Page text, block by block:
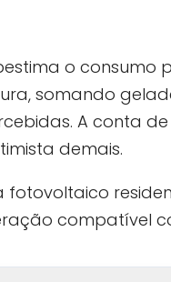
o consumo
somando
A conta
demais.
fotovoltaico
compatível